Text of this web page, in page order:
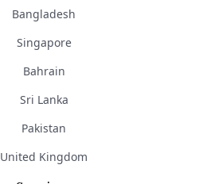
Bangladesh
Singapore
Bahrain
Sri Lanka
Pakistan
United Kingdom